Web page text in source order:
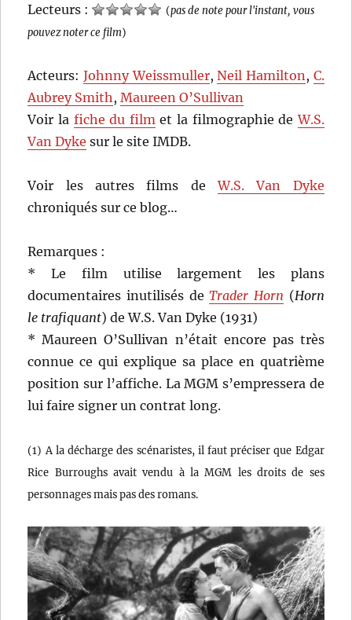
Lecteurs : (pas de note pour l'instant, vous
pouvez noter ce film)
Acteurs: Johnny Weissmuller,Neil Hamilton, C.
Aubrey Smith,Maureen O’Sullivan
Voir la fiche du filmet la filmographie deW.S.
Van Dyke sur le site IMDB.
Voir les autres films deW.S. Van Dyke
chroniqués sur ce blog…
Remarques :
* Le film utilise largement les plans
documentaires inutilisés deTrader Horn (Horn
le trafiquant) de W.S. Van Dyke (1931)
* Maureen O’Sullivan n’était encore pas très
connue ce qui explique sa place en quatrième
position sur l’affiche. La MGM s’empressera de
lui faire signer un contrat long.
(1) A la décharge des scénaristes, il faut préciser que Edgar
Rice Burroughs avait vendu à la MGM les droits de ses
personnages mais pas des romans.